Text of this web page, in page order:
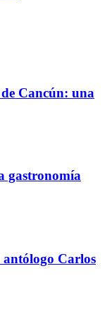
Cancún: una
gastronomía
Carlos